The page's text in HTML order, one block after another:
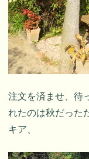
注文を済ませ、待
れたのは秋だった
キア、